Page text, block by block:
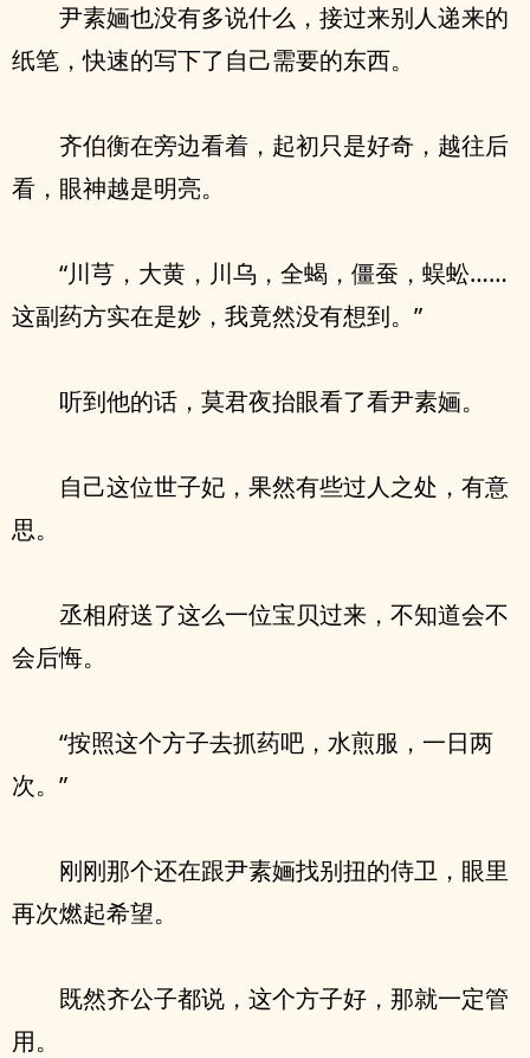
尹素婳也没有多说什么，接过来别人递来的
纸笔，快速的写下了自己需要的东西。
齐伯衡在旁边看着，起初只是好奇，越往后
看，眼神越是明亮。
“川芎，大黄，川乌，全蝎，僵蚕，蜈蚣……
这副药方实在是妙，我竟然没有想到。”
听到他的话，莫君夜抬眼看了看尹素婳。
自己这位世子妃，果然有些过人之处，有意
思。
丞相府送了这么一位宝贝过来，不知道会不
会后悔。
“按照这个方子去抓药吧，水煎服，一日两
次。”
刚刚那个还在跟尹素婳找别扭的侍卫，眼里
再次燃起希望。
既然齐公子都说，这个方子好，那就一定管
用。